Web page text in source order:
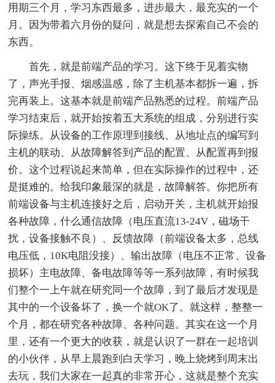
用期三个月，学习东西最多，进步最大，最充实的一个
月。因为带着六月份的疑问，就是想去探索自己不会的
东西。
首先，就是前端产品的学习。这下终于见着实物
了，声光手报、烟感温感，除了主机基本都拆一遍，拆
完再装上。这基本就是前端产品熟悉的过程。前端产品
学习结束后，就开始按着五大系统的组成，分别进行实
际操练。从设备的工作原理到接线、从地址点的编写到
主机的联动、从故障解答到产品的配置、从配置再到报
价。这个过程说起来简单，但在实际操作的过程中，还
是挺难的。给我印象最深的就是，故障解答。你把所有
前端设备与主机连接好之后，启动开关，主机就开始报
各种故障，什么通信故障（电压直流13-24V，磁场干
扰，设备接触不良）、反馈故障（前端设备太多，总线
电压低，10K电阻没接）、输出故障（电压不正常、设备
损坏）主电故障、备电故障等等一系列故障，有时候我
们整个一上午就在研究同一个故障，到了最后才发现是
其中的一个设备坏了，换一个就OK了。就这样，整整一
个月，都在研究各种故障、各种问题。其实在这一个月
里，还有一个更大的收获，就是认识了一群在一起培训
的小伙伴，从早上晨跑到白天学习，晚上烧烤到周末出
去玩，我们大家在一起真的非常开心，这就是整个充实